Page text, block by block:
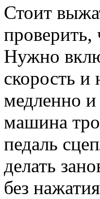
Стоит
проверить,
Нужно
скорость и
медленно
машина
педаль
делать
без